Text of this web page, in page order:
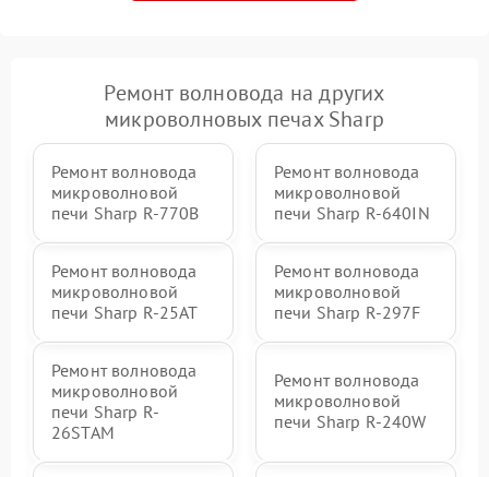
Ремонт волновода на других
микроволновых печах Sharp
Ремонт волновода
микроволновой
печи Sharp R-770B
Ремонт волновода
микроволновой
печи Sharp R-640IN
Ремонт волновода
микроволновой
печи Sharp R-25AT
Ремонт волновода
микроволновой
печи Sharp R-297F
Ремонт волновода
микроволновой
печи Sharp R-
26STAM
Ремонт волновода
микроволновой
печи Sharp R-240W